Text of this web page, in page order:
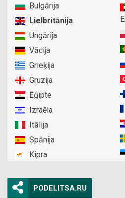
Bulgārija
Lielbritānija
Ungārija
Vācija
Grieķija
Gruzija
Ēģipte
Izraēla
Itālija
Spānija
Kipra
PODELITSA.RU